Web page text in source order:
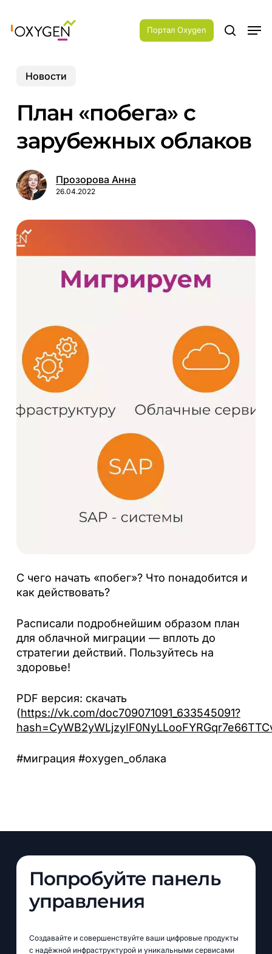
main
Портал Oxygen search
Новости
План «побега» с
зарубежных облаков
Прозорова Анна
26.04.2022
С чего начать «побег»? Что понадобится и
как действовать?
Расписали подробнейшим образом план
для облачной миграции — вплоть до
стратегии действий. Пользуйтесь на
здоровье!
PDF версия: скачать
(https://vk.com/doc709071091_633545091?
#миграция #oxygen_облака
Попробуйте панель
управления
Создавайте и совершенствуйте ваши цифровые продукты
с надёжной инфраструктурой и уникальными сервисами